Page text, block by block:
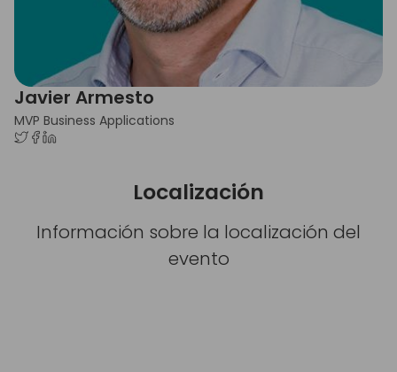
Javier Armesto
MVP Business Applications
Localización
Información sobre la localización del
evento